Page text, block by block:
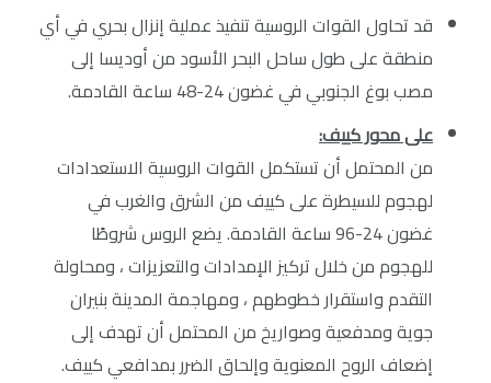
قد تحاول القوات الروسية تنفيذ عملية إنزال بحري في أي
منطقة على طول ساحل البحر الأسود من أوديسا إلى
مصب بوغ الجنوبي في غضون 24-48 ساعة القادمة.
على محور كييف:
من المحتمل أن تستكمل القوات الروسية الاستعدادات
لهجوم للسيطرة على كييف من الشرق والغرب في
غضون 24-96 ساعة القادمة. يضع الروس شروطًا
للهجوم من خلال تركيز الإمدادات والتعزيزات ، ومحاولة
التقدم واستقرار خطوطهم ، ومهاجمة المدينة بنيران
جوية ومدفعية وصواريخ من المحتمل أن تهدف إلى
إضعاف الروح المعنوية وإلحاق الضرر بمدافعي كييف.